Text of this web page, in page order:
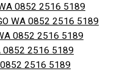
0852 2516 5189
WA 0852 2516 5189
0852 2516 5189
0852 2516 5189
0852 2516 5189